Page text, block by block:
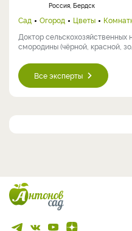
Россия, Бердск
Сад Огород Цветы
Доктор сельскохозяйственных
смородины (чёрной, красной,
Все эксперты